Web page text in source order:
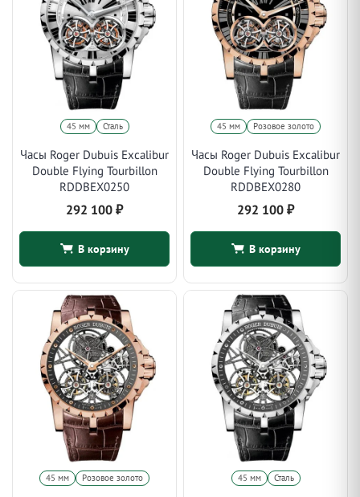
45 мм Сталь
Часы Roger Dubuis Excalibur
Double Flying Tourbillon
RDDBEX0250
292 100 ₽
В корзину
45 мм Розовое золото
Часы Roger Dubuis Excalibur
Double Flying Tourbillon
RDDBEX0280
292 100 ₽
В корзину
45 мм Розовое золото 45 мм Сталь